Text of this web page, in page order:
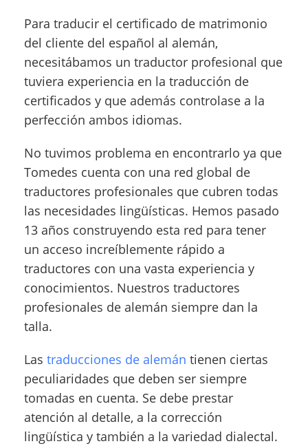
Para traducir el certificado de matrimonio
del cliente del español al alemán,
necesitábamos un traductor profesional que
tuviera experiencia en la traducción de
certificados y que además controlase a la
perfección ambos idiomas.
No tuvimos problema en encontrarlo ya que
Tomedes cuenta con una red global de
traductores profesionales que cubren todas
las necesidades lingüísticas. Hemos pasado
13 años construyendo esta red para tener
un acceso increíblemente rápido a
traductores con una vasta experiencia y
conocimientos. Nuestros traductores
profesionales de alemán siempre dan la
talla.
Las traducciones de alemán tienen ciertas
peculiaridades que deben ser siempre
tomadas en cuenta. Se debe prestar
atención al detalle, a la corrección
lingüística y también a la variedad dialectal.